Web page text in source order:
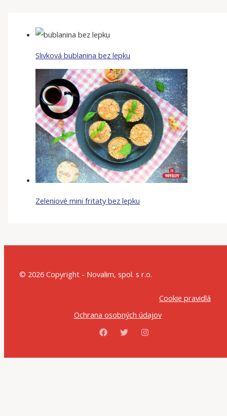
Slivková bublanina bez lepku
Zeleniové mini fritaty bez lepku
© 2026 Copyright - Novalim, spol. s r.o.
Cookie pravidlá
Ochrana osobných údajov